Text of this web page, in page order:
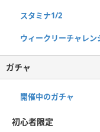
スタミナ1/2
ウィークリーチャレン
ガチャ
開催中のガチャ
初心者限定